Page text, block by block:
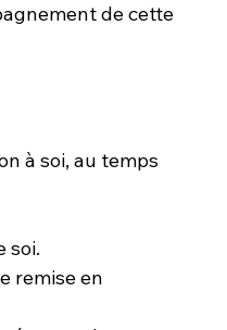
de cette
à soi, au temps
soi.
remise en